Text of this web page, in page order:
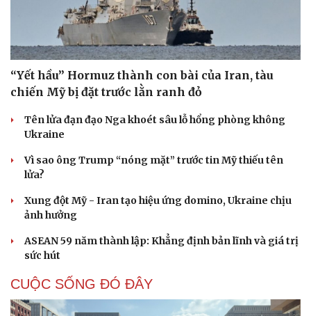
“Yết hầu” Hormuz thành con bài của Iran, tàu
chiến Mỹ bị đặt trước lằn ranh đỏ
Tên lửa đạn đạo Nga khoét sâu lỗ hổng phòng không
Ukraine
Vì sao ông Trump “nóng mặt” trước tin Mỹ thiếu tên
lửa?
Xung đột Mỹ - Iran tạo hiệu ứng domino, Ukraine chịu
ảnh hưởng
ASEAN 59 năm thành lập: Khẳng định bản lĩnh và giá trị
sức hút
CUỘC SỐNG ĐÓ ĐÂY